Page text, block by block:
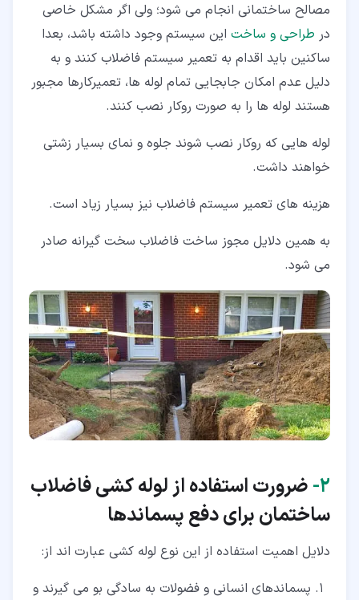
مصالح ساختمانی انجام می شود؛ ولی اگر مشکل خاصی
در طراحی و ساخت این سیستم وجود داشته باشد، بعدا
ساکنین باید اقدام به تعمیر سیستم فاضلاب کنند و به
دلیل عدم امکان جابجایی تمام لوله ها، تعمیرکارها مجبور
هستند لوله ها را به صورت روکار نصب کنند.
لوله هایی که روکار نصب شوند جلوه و نمای بسیار زشتی
خواهند داشت.
هزینه های تعمیر سیستم فاضلاب نیز بسیار زیاد است.
به همین دلایل مجوز ساخت فاضلاب سخت گیرانه صادر
می شود.
۲‏- ضرورت استفاده از لوله کشی فاضلاب
ساختمان برای دفع پسماندها
دلایل اهمیت استفاده از این نوع لوله کشی عبارت اند از:
پسماندهای انسانی و فضولات به سادگی بو می گیرند و